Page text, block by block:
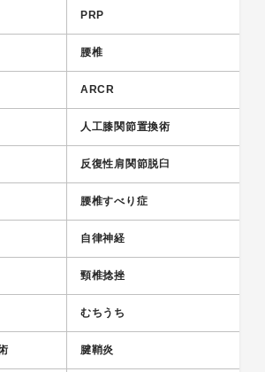
PRP
腰椎
ARCR
人工膝関節置換術
反復性肩関節脱臼
腰椎すべり症
自律神経
頸椎捻挫
むちうち
腱鞘炎